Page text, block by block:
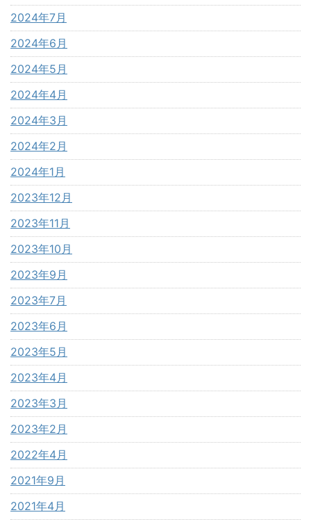
2024年7月
2024年6月
2024年5月
2024年4月
2024年3月
2024年2月
2024年1月
2023年12月
2023年11月
2023年10月
2023年9月
2023年7月
2023年6月
2023年5月
2023年4月
2023年3月
2023年2月
2022年4月
2021年9月
2021年4月